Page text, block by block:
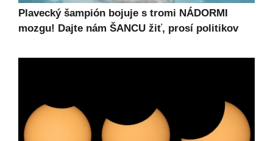
Plavecký šampión bojuje s tromi NÁDORMI
mozgu! Dajte nám ŠANCU žiť, prosí politikov